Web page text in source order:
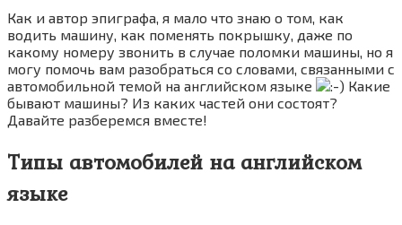
Как и автор эпиграфа, я мало что знаю о том, как
водить машину, как поменять покрышку, даже по
какому номеру звонить в случае поломки машины, но я
могу помочь вам разобраться со словами, связанными с
автомобильной темой на английском языке
Какие
бывают машины? Из каких частей они состоят?
Давайте разберемся вместе!
Типы автомобилей на английском
языке